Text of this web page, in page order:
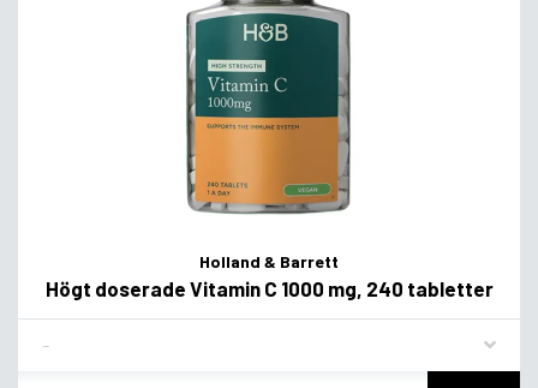
Holland & Barrett
Högt doserade Vitamin C 1000 mg, 240 tabletter